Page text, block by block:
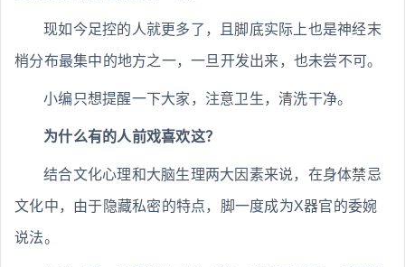
现如今足控的人就更多了，且脚底实际上也是神经末
梢分布最集中的地方之一，一旦开发出来，也未尝不可。
小编只想提醒一下大家，注意卫生，清洗干净。
为什么有的人前戏喜欢这？
结合文化心理和大脑生理两大因素来说，在身体禁忌
文化中，由于隐藏私密的特点，脚一度成为X器官的委婉
说法。